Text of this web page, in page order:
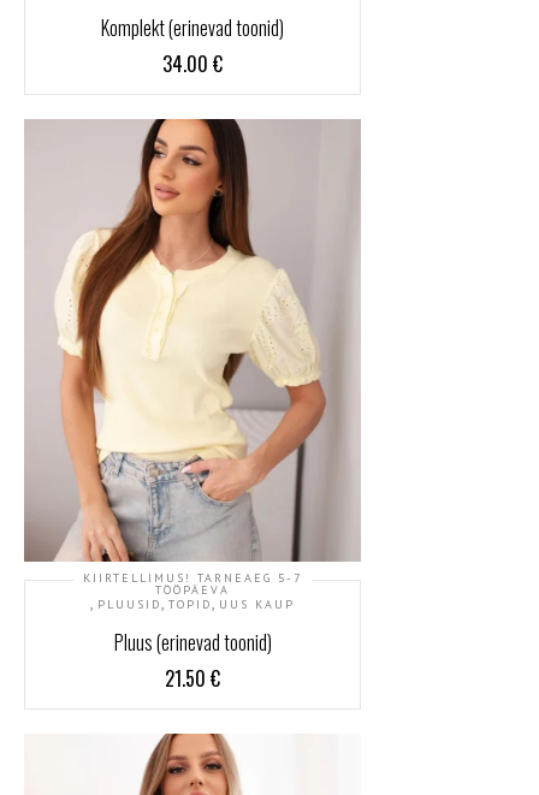
Komplekt (erinevad toonid)
34.00 €
KIIRTELLIMUS! TARNEAEG 5-7
TÖÖPÄEVA
, PLUUSID, TOPID, UUS KAUP
Pluus (erinevad toonid)
21.50 €